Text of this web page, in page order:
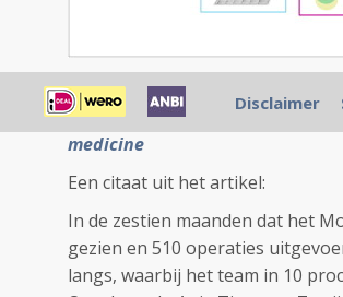
Foto: Borstkanker hoeft niet
kan ook karakteristieken van
medicine
Een citaat uit het artikel:
In de zestien maanden dat het
gezien en 510 operaties
langs, waarbij het team in 10
Disclaimer